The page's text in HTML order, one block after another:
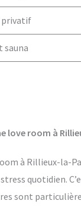
privatif
sauna
love room à
à Rillieux-la-
quotidien.
sont